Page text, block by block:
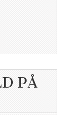
PÅ